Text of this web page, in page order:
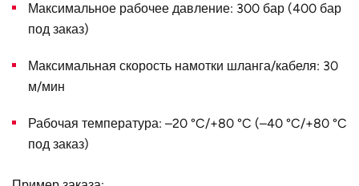
Наружный
диаметр D, мм
620
Страна Германия
Максимальное рабочее давление: 300 бар (400 бар
под заказ)
Максимальная скорость намотки шланга/кабеля: 30
м/мин
Рабочая температура: –20 °C/+80 °C (–40 °C/+80 °C
под заказ)